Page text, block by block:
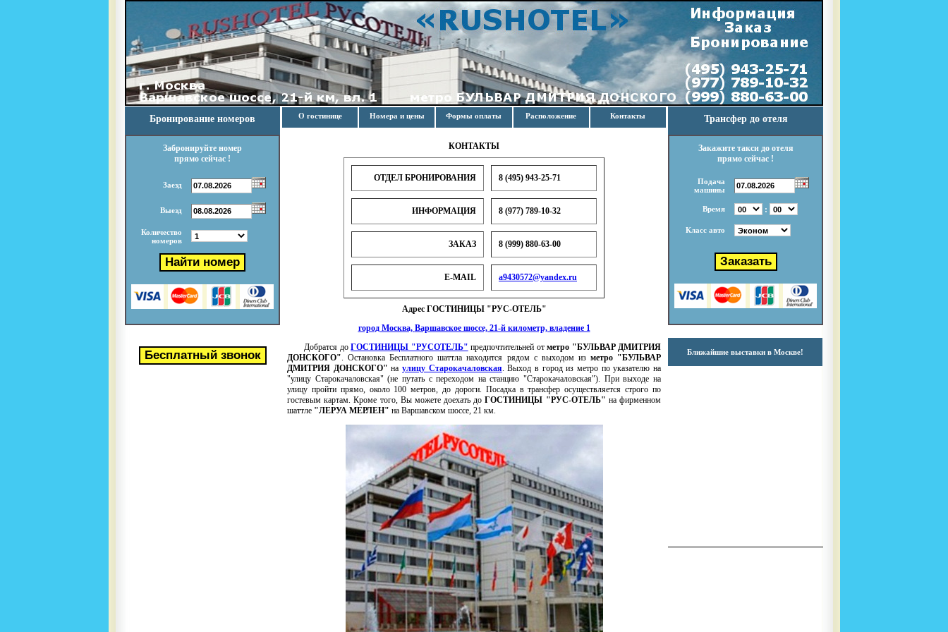
Бронирование номеров
Забронируйте номер
прямо сейчас !
Заезд
Выезд
Количество
номеров
О гостинице Номера и цены Формы оплаты Расположение Контакты
КОНТАКТЫ
ОТДЕЛ БРОНИРОВАНИЯ 8 (495) 943-25-71
ИНФОРМАЦИЯ 8 (977) 789-10-32
ЗАКАЗ 8 (999) 880-63-00
E-MAIL a9430572@yandex.ru
Адрес ГОСТИНИЦЫ "РУС-ОТЕЛЬ"
город Москва, Варшавское шоссе, 21-й километр, владение 1
Добратся доГОСТИНИЦЫ "РУСОТЕЛЬ" предпочтительней отметро "БУЛЬВАР ДМИТРИЯ
ДОНСКОГО". Остановка Бесплатного шаттла находится рядом с выходом из метро "БУЛЬВАР
ДМИТРИЯ ДОНСКОГО" наулицу Старокачаловская. Выход в город из метро по указателю на
"улицу Старокачаловская" (не путать с переходом на станцию "Старокачаловская"). При выходе на
улицу пройти прямо, около 100 метров, до дороги. Посадка в трансфер осуществляется строго по
гостевым картам. Кроме того, Вы можете доехать доГОСТИНИЦЫ "РУС-ОТЕЛЬ" на фирменном
шаттле "ЛЕРУА МЕРЛЕН" на Варшавском шоссе, 21 км.
Трансфер до отеля
Закажите такси до отеля
прямо сейчас !
Подача
машины
Время :
Класс авто
Ближайшие выставки в Москве!